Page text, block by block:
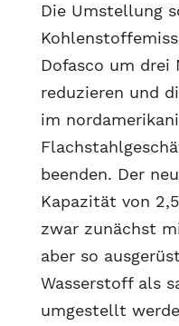
Die Umstellung
Dofasco um drei
reduzieren und
im
beenden. Der
Kapazität von
zwar zunächst
aber so
Wasserstoff als
umgestellt